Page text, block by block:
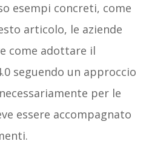
esempi concreti, come
articolo, le aziende
come adottare il
seguendo un approccio
per le
essere accompagnato